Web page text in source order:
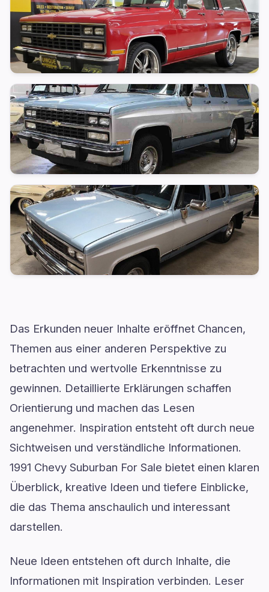
Das Erkunden neuer Inhalte eröffnet Chancen,
Themen aus einer anderen Perspektive zu
betrachten und wertvolle Erkenntnisse zu
gewinnen. Detaillierte Erklärungen schaffen
Orientierung und machen das Lesen
angenehmer. Inspiration entsteht oft durch neue
Sichtweisen und verständliche Informationen.
1991 Chevy Suburban For Sale bietet einen klaren
Überblick, kreative Ideen und tiefere Einblicke,
die das Thema anschaulich und interessant
darstellen.
Neue Ideen entstehen oft durch Inhalte, die
Informationen mit Inspiration verbinden. Leser